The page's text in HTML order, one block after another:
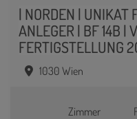
| NORDEN | UNIKAT
ANLEGER | BF 14B |
FERTIGSTELLUNG
1030 Wien
Zimmer